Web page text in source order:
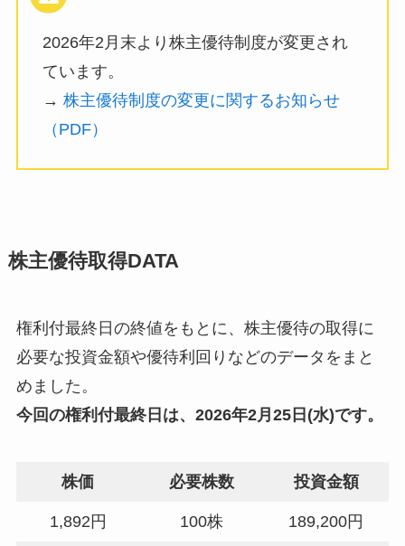
2026年2月末より株主優待制度が変更され
ています。
→ 株主優待制度の変更に関するお知らせ
（PDF）
株主優待取得DATA
権利付最終日の終値をもとに、株主優待の取得に
必要な投資金額や優待利回りなどのデータをまと
めました。
今回の権利付最終日 は、2026年2月25日(水)です。
株価 必要株数 投資金額
1,892円 100株 189,200円